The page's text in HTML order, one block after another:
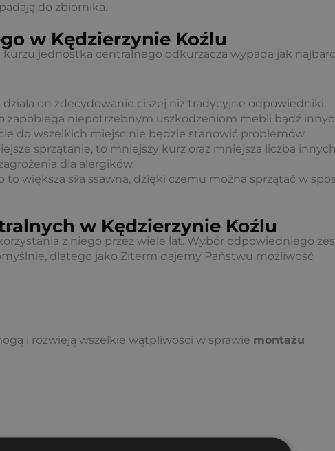
do zbiornika.
w Kędzierzynie Koźlu
jednostka centralnego odkurzacza wypada jak
działa on zdecydowanie ciszej niż tradycyjne odpowiedniki.
zapobiega niepotrzebnym uszkodzeniom mebli bądź
do wszelkich miejsc nie będzie stanowić problemów.
sprzątanie, to mniejszy kurz oraz mniejsza liczba innych
dla alergików.
większa siła ssawna, dzięki czemu można sprzątać w
w Kędzierzynie Koźlu
z niego przez wiele lat. Wybór odpowiedniego
dlatego jako Ziterm dajemy Państwu możliwość
i rozwieją wszelkie wątpliwości w sprawie montażu